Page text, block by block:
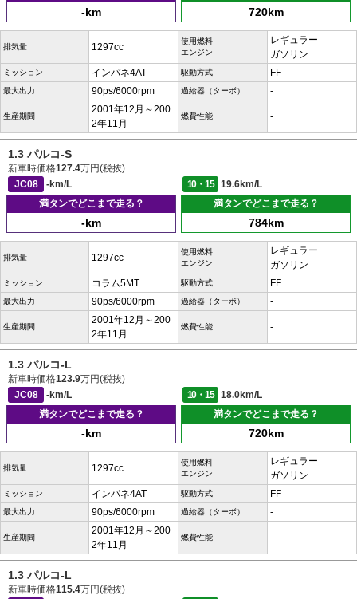
-km 720km
排気量 1297cc
使用燃料
エンジン
レギュラー
ガソリン
ミッション インパネ4AT 駆動方式 FF
最大出力 90ps/6000rpm 過給器（ターボ） -
生産期間
2001年12月～200
2年11月
燃費性能 -
1.3 パルコ-S
新車時価格127.4万円(税抜)
JC08
-km/L 10・15
19.6km/L
満タンでどこまで走る？
-km
満タンでどこまで走る？
784km
排気量 1297cc
使用燃料
エンジン
レギュラー
ガソリン
ミッション コラム5MT 駆動方式 FF
最大出力 90ps/6000rpm 過給器（ターボ） -
生産期間
2001年12月～200
2年11月
燃費性能 -
1.3 パルコ-L
新車時価格123.9万円(税抜)
JC08
-km/L 10・15
18.0km/L
満タンでどこまで走る？
-km
満タンでどこまで走る？
720km
排気量 1297cc
使用燃料
エンジン
レギュラー
ガソリン
ミッション インパネ4AT 駆動方式 FF
最大出力 90ps/6000rpm 過給器（ターボ） -
生産期間
2001年12月～200
2年11月
燃費性能 -
1.3 パルコ-L
新車時価格115.4万円(税抜)